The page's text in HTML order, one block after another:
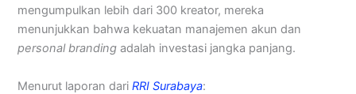
mengumpulkan lebih dari 300 kreator, mereka
menunjukkan bahwa kekuatan manajemen akun dan
personal branding adalah investasi jangka panjang.
Menurut laporan dariRRI Surabaya: